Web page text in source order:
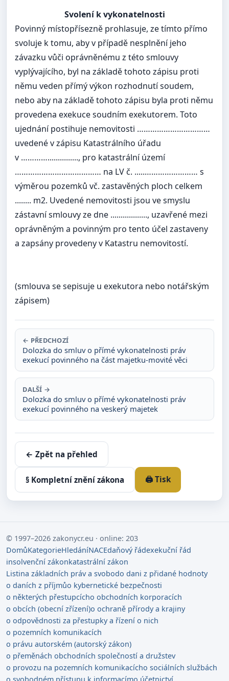
Svolení k vykonatelnosti
Povinný místopřísezně prohlasuje, ze tímto přímo
svoluje k tomu, aby v případě nesplnění jeho
závazku vůči oprávněnému z této smlouvy
vyplývajícího, byl na základě tohoto zápisu proti
němu veden přímý výkon rozhodnutí soudem,
nebo aby na základě tohoto zápisu byla proti němu
provedena exekuce soudním exekutorem. Toto
ujednání postihuje nemovitosti ……………………………
uvedené v zápisu Katastrálního úřadu
v …………..............., pro katastrální území
………………………………… na LV č. .....…………………… s
výměrou pozemků vč. zastavěných ploch celkem
........ m2. Uvedené nemovitosti jsou ve smyslu
zástavní smlouvy ze dne .................., uzavřené mezi
oprávněným a povinným pro tento účel zastaveny
a zapsány provedeny v Katastru nemovitostí.
(smlouva se sepisuje u exekutora nebo notářským
zápisem)
← PŘEDCHOZÍ
Dolozka do smluv o přímé vykonatelnosti práv
exekucí povinného na část majetku-movité věci
DALŠÍ →
Dolozka do smluv o přímé vykonatelnosti práv
exekucí povinného na veskerý majetek
← Zpět na přehled
§ Kompletní znění zákona 🖨️ Tisk
© 1997–2026 zakonycr.eu · online: 203
DomůKategorieHledáníNACEdaňový řádexekuční řád
insolvenční zákonkatastrální zákon
Listina základních práv a svobodo dani z přidané hodnoty
o daních z příjmůo kybernetické bezpečnosti
o některých přestupcícho obchodních korporacích
o obcích (obecní zřízení)o ochraně přírody a krajiny
o odpovědnosti za přestupky a řízení o nich
o pozemních komunikacích
o právu autorském (autorský zákon)
o přeměnách obchodních společností a družstev
o provozu na pozemních komunikacícho sociálních službách